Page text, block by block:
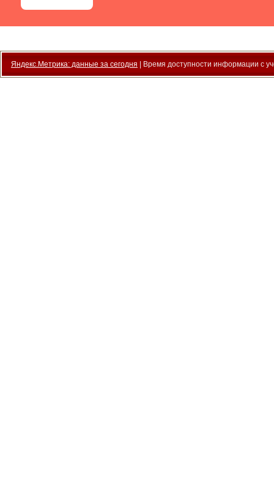
Яндекс.Метрика: данные за сегодня | Время доступности информации с